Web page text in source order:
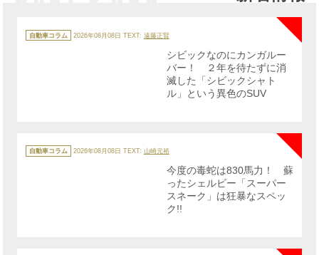
テ
ゴ
自動車コラム 2026年08月08日 TEXT: 遠藤正賢
NEW
シビックなのにカンガルー
バー！ ２年を待たずに消
滅した「シビックシャト
ル」という異色のSUV
テ
ゴ
自動車コラム 2026年08月08日 TEXT: 山崎元裕
今度の毒蛇は830馬力！ 蘇
ったシェルビー「スーパー
スネーク」は狂暴なスペッ
ク!!